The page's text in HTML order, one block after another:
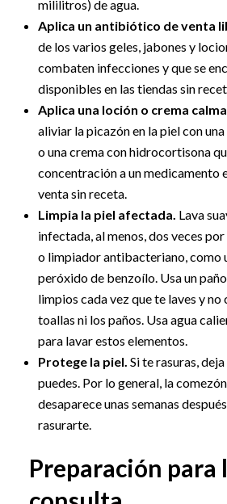
mililitros) de agua.
Aplica un antibiótico de venta
de los varios geles, jabones y
combaten infecciones y que se
disponibles en las tiendas sin
Aplica una loción o crema
aliviar la picazón en la piel con
o una crema con hidrocortisona
concentración a un medicamento
venta sin receta.
Limpia la piel afectada. Lava
infectada, al menos, dos veces
o limpiador antibacteriano, como
peróxido de benzoílo. Usa un
limpios cada vez que te laves y no
toallas ni los paños. Usa agua
para lavar estos elementos.
Protege la piel. Si te rasuras,
puedes. Por lo general, la
desaparece unas semanas
rasurarte.
Preparación para